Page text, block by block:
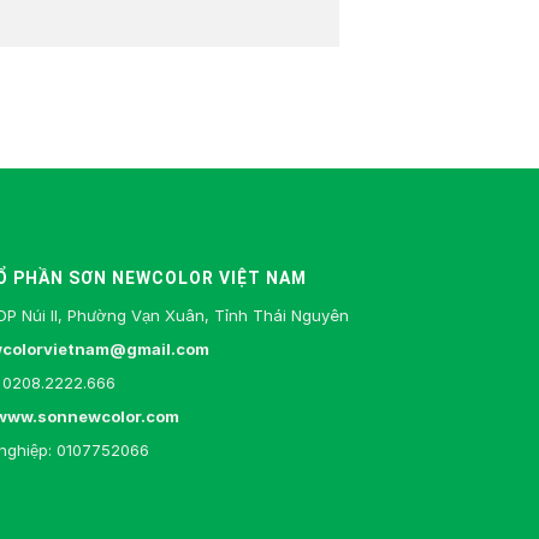
PHẦN SƠN NEWCOLOR VIỆT NAM
Núi II, Phường Vạn Xuân, Tỉnh Thái Nguyên
0107752066